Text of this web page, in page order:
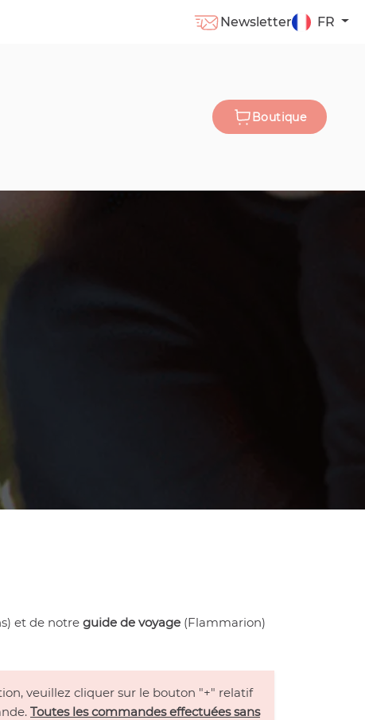
Newsletter FR
Boutique
et de notre guide de voyage (Flammarion)
veuillez cliquer sur le bouton "+" relatif
Toutes les commandes effectuées sans